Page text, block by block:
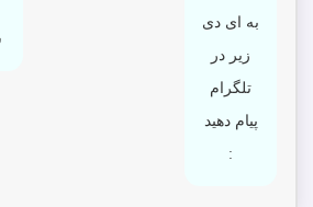
به ای دی
زیر در
تلگرام
پیام دهید
: